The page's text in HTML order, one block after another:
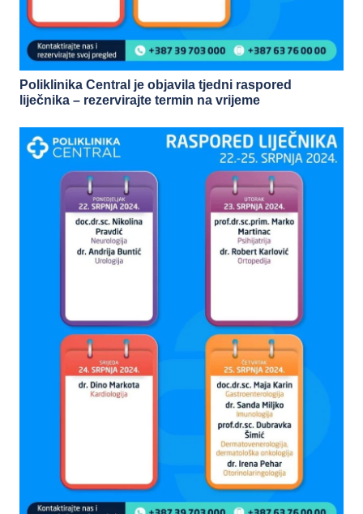
Poliklinika Central je objavila tjedni raspored
liječnika – rezervirajte termin na vrijeme